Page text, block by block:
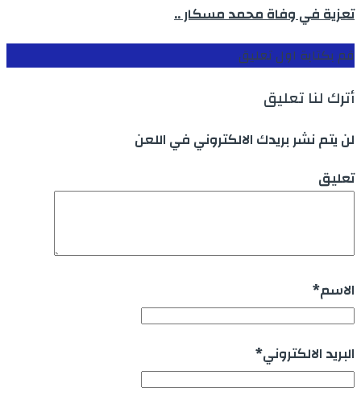
تعزية في وفاة محمد مسكار ..
قم بكتابة اول تعليق
أترك لنا تعليق
لن يتم نشر بريدك الالكتروني في اللعن
تعليق
الاسم*
البريد الالكتروني*